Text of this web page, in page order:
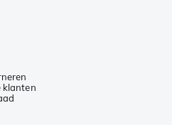
klanten